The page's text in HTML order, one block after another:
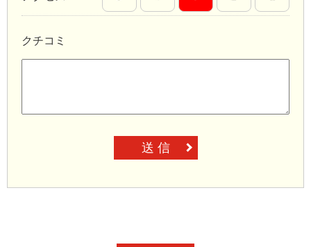
クチコミ
送 信